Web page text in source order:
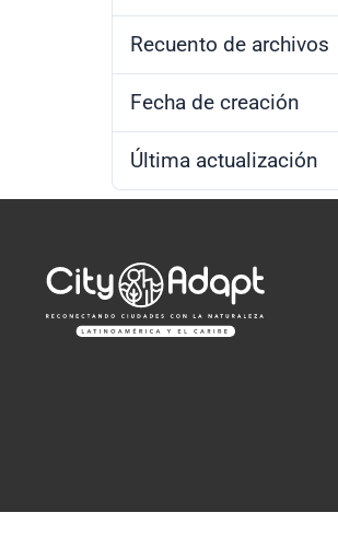
Recuento de archivos
Fecha de creación
Última actualización